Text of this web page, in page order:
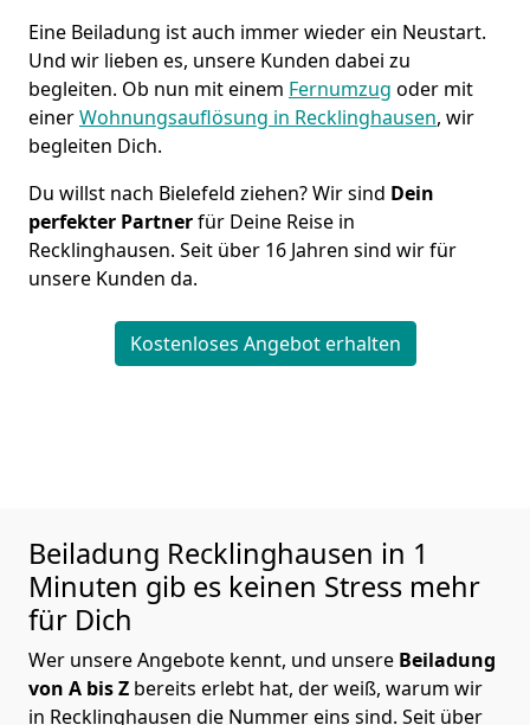
Eine Beiladung ist auch immer wieder ein Neustart.
Und wir lieben es, unsere Kunden dabei zu
begleiten. Ob nun mit einem Fernumzug oder mit
einerWohnungsauflösung in Recklinghausen, wir
begleiten Dich.
Du willst nach Bielefeld ziehen? Wir sind Dein
perfekter Partnerfür Deine Reise in
Recklinghausen. Seit über 16 Jahren sind wir für
unsere Kunden da.
Kostenloses Angebot erhalten
Beiladung Recklinghausen in 1
Minuten gib es keinen Stress mehr
für Dich
Wer unsere Angebote kennt, und unsere Beiladung
von A bis Z bereits erlebt hat, der weiß, warum wir
in Recklinghausen die Nummer eins sind. Seit über